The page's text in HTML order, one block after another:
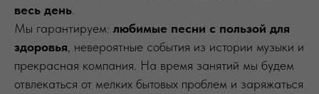
весь день.
Мы гарантируем: любимые песни с пользой для
здоровья, невероятные события из истории музыки и
прекрасная компания. На время занятий мы будем
отвлекаться от мелких бытовых проблем и заряжаться